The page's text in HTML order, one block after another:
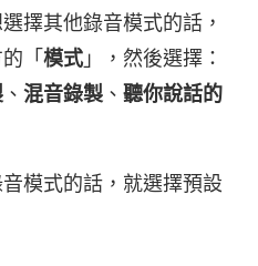
擇其他錄音模式的話，
「 模式 」，然後選擇：
、 混音錄製 、 聽你說話的
模式的話，就選擇預設